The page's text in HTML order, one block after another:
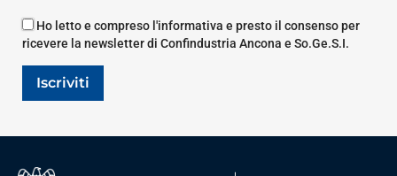
Ho letto e compreso l'informativa e presto il consenso per
ricevere la newsletter di Confindustria Ancona e So.Ge.S.I.
Iscriviti